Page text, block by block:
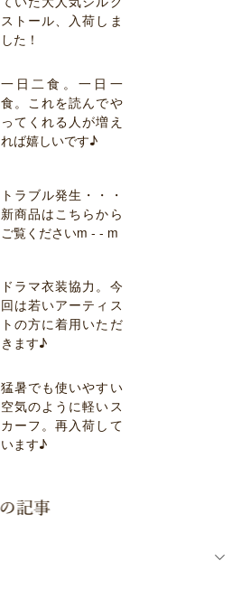
ストール、入荷しま
した！
一日二食。一日一
食。これを読んでや
ってくれる人が増え
れば嬉しいです♪
トラブル発生・・・
新商品はこちらから
ご覧くださいm - - m
ドラマ衣装協力。今
回は若いアーティス
トの方に着用いただ
きます♪
猛暑でも使いやすい
空気のように軽いス
カーフ。再入荷して
います♪